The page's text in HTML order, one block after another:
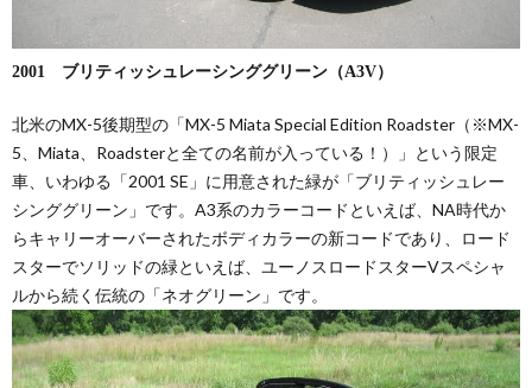
2001 ブリティッシュレーシンググリーン（A3V）
北米のMX-5後期型の「MX-5 Miata Special Edition Roadster（※MX-
5、Miata、Roadsterと全ての名前が入っている！）」という限定
車、いわゆる「2001 SE」に用意された緑が「ブリティッシュレー
シンググリーン」です。A3系のカラーコードといえば、NA時代か
らキャリーオーバーされたボディカラーの新コードであり、ロード
スターでソリッドの緑といえば、ユーノスロードスターVスペシャ
ルから続く伝統の「ネオグリーン」です。